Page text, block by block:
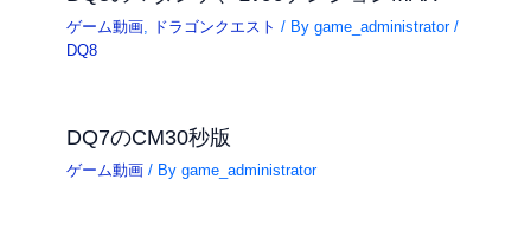
ゲーム動画 ドラゴンクエスト / Bygame_administrator/
DQ8
DQ7のCM30秒版
ゲーム動画 / Bygame_administrator